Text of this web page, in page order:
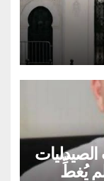
يُغطِّ